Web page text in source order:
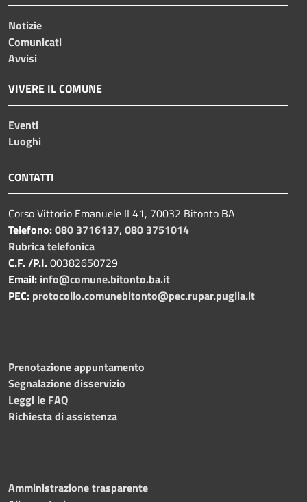
Notizie
Comunicati
Avvisi
VIVERE IL COMUNE
Eventi
Luoghi
CONTATTI
Corso Vittorio Emanuele II 41, 70032 Bitonto BA
Telefono:080 3716137, 080 3751014
Rubrica telefonica
C.F. /P.I.00382650729
Email: info@comune.bitonto.ba.it
PEC: protocollo.comunebitonto@pec.rupar.puglia.it
Prenotazione appuntamento
Segnalazione disservizio
Leggi le FAQ
Richiesta di assistenza
Amministrazione trasparente